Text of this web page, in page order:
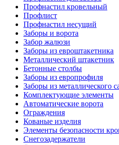
Профнастил кровельный
Профлист
Профнастил несущий
Заборы и ворота
Забор жалюзи
Заборы из евроштакетника
Металлический штакетник
Бетонные столбы
Заборы из европрофиля
Заборы из металлического
Комплектующие элементы
Автоматические ворота
Ограждения
Кованые изделия
Элементы безопасности
Снегозадержатели